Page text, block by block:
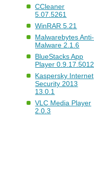
CCleaner
5.07.5261
WinRAR 5.21
Malwarebytes Anti-
Malware 2.1.6
BlueStacks App
Player 0.9.17.5012
Kaspersky Internet
Security 2013
13.0.1
VLC Media Player
2.0.3